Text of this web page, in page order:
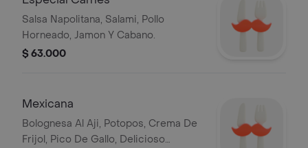
Salsa Napolitana, Salami, Pollo
Horneado, Jamon Y Cabano.
$ 63.000
Mexicana
Bolognesa Al Aji, Potopos, Crema De
Frijol, Pico De Gallo, Delicioso